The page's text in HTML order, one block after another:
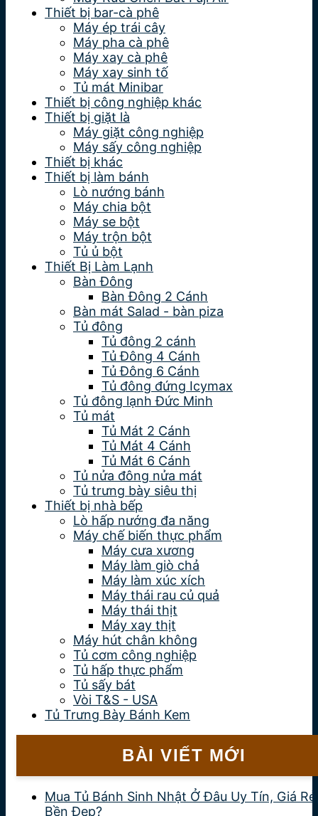
Thiết bị bar-cà phê
Máy ép trái cây
Máy pha cà phê
Máy xay cà phê
Máy xay sinh tố
Tủ mát Minibar
Thiết bị công nghiệp khác
Thiết bị giặt là
Máy giặt công nghiệp
Máy sấy công nghiệp
Thiết bị khác
Thiết bị làm bánh
Lò nướng bánh
Máy chia bột
Máy se bột
Máy trộn bột
Tủ ủ bột
Thiết Bị Làm Lạnh
Bàn Đông
Bàn Đông 2 Cánh
Bàn mát Salad - bàn piza
Tủ đông
Tủ đông 2 cánh
Tủ Đông 4 Cánh
Tủ Đông 6 Cánh
Tủ đông đứng Icymax
Tủ đông lạnh Đức Minh
Tủ mát
Tủ Mát 2 Cánh
Tủ Mát 4 Cánh
Tủ Mát 6 Cánh
Tủ nửa đông nửa mát
Tủ trưng bày siêu thị
Thiết bị nhà bếp
Lò hấp nướng đa năng
Máy chế biến thực phẩm
Máy cưa xương
Máy làm giò chả
Máy làm xúc xích
Máy thái rau củ quả
Máy thái thịt
Máy xay thịt
Máy hút chân không
Tủ cơm công nghiệp
Tủ hấp thực phẩm
Tủ sấy bát
Vòi T&S - USA
Tủ Trưng Bày Bánh Kem
BÀI VIẾT MỚI
Mua Tủ Bánh Sinh Nhật Ở Đâu Uy Tín, Giá
Bền Đẹp?